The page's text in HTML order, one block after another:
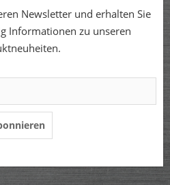
Newsletter und erhalten Sie
Informationen zu unseren